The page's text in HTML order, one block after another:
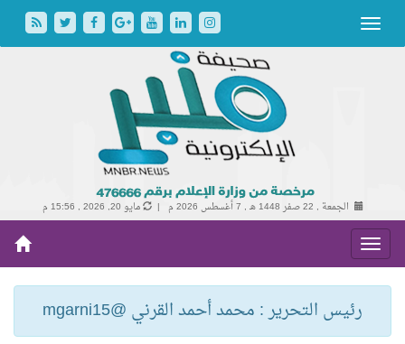
الجمعة , 22 صفر 1448 هـ , 7 أغسطس 2026 م | مايو 20, 2026 , 15:56 م
رئيس التحرير : محمد أحمد القرني @mgarni15